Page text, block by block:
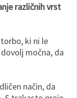
različnih vrst
ki ni le
močna, da
način, da